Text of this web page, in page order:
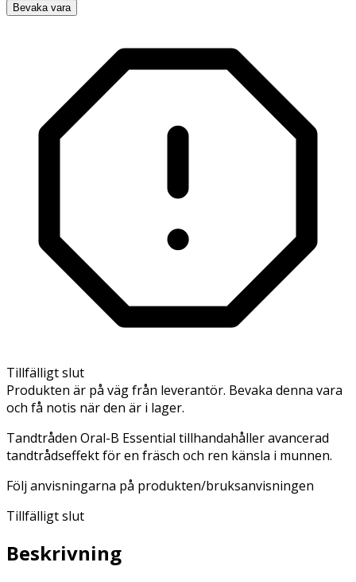
Bevaka vara
Tillfälligt slut
Produkten är på väg från leverantör. Bevaka denna vara
och få notis när den är i lager.
Tandtråden Oral-B Essential tillhandahåller avancerad
tandtrådseffekt för en fräsch och ren känsla i munnen.
Följ anvisningarna på produkten/bruksanvisningen
Tillfälligt slut
Beskrivning